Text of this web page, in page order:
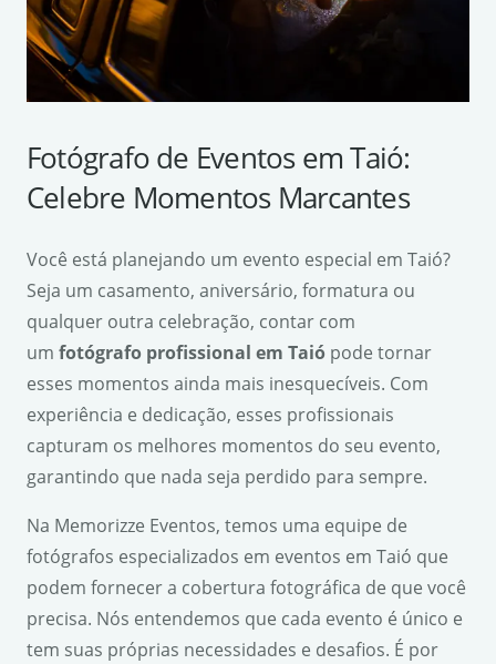
Fotógrafo de Eventos em Taió:
Celebre Momentos Marcantes
Você está planejando um evento especial em Taió?
Seja um casamento, aniversário, formatura ou
qualquer outra celebração, contar com
um fotógrafo profissional em Taió pode tornar
esses momentos ainda mais inesquecíveis. Com
experiência e dedicação, esses profissionais
capturam os melhores momentos do seu evento,
garantindo que nada seja perdido para sempre.
Na Memorizze Eventos, temos uma equipe de
fotógrafos especializados em eventos em Taió que
podem fornecer a cobertura fotográfica de que você
precisa. Nós entendemos que cada evento é único e
tem suas próprias necessidades e desafios. É por